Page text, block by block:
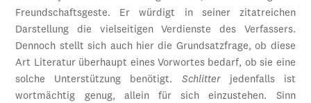
Freundschaftsgeste. Er würdigt in seiner zitatreichen
Darstellung die vielseitigen Verdienste des Verfassers.
Dennoch stellt sich auch hier die Grundsatzfrage, ob diese
Art Literatur überhaupt eines Vorwortes bedarf, ob sie eine
solche Unterstützung benötigt. Schlitterjedenfalls ist
wortmächtig genug, allein für sich einzustehen. Sinn